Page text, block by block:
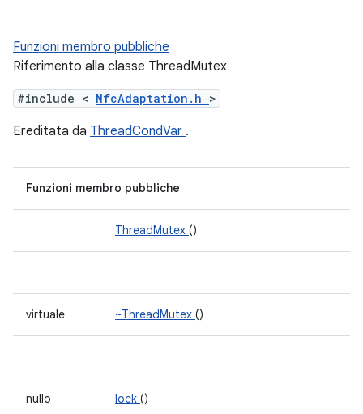
Funzioni membro pubbliche
Riferimento alla classe ThreadMutex
#include < NfcAdaptation.h >
Ereditata da ThreadCondVar .
Funzioni membro pubbliche
ThreadMutex ()
virtuale ~ThreadMutex ()
nullo lock ()